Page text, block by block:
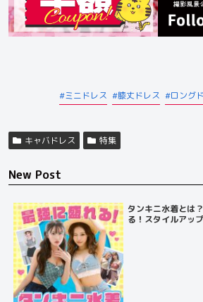
ミニドレス 膝丈ドレス ロング
キャバドレス 特集
New Post
タンキニ水着とは
る！スタイルアッ